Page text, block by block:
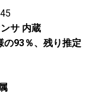
サ 内蔵
の93％、残り推定